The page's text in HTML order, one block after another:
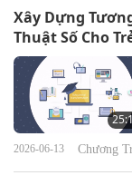
Xây Dựng
Thuật Số Cho
2026-06-13 Chương